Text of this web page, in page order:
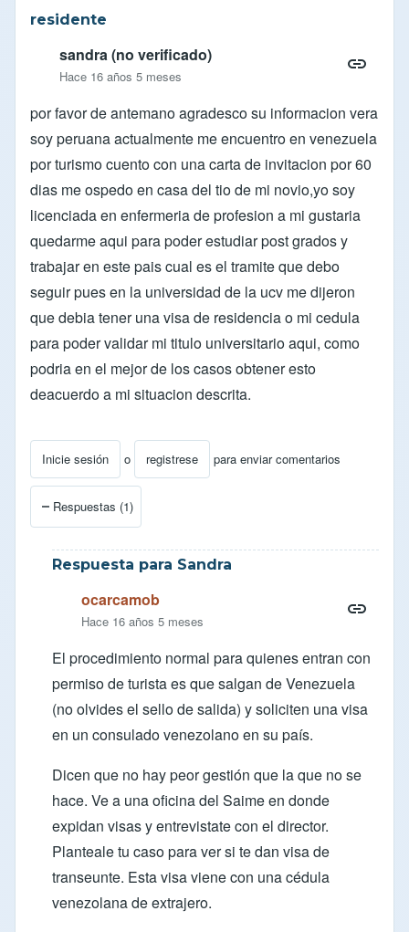
residente
sandra (no verificado)
Hace 16 años 5 meses
por favor de antemano agradesco su informacion vera
soy peruana actualmente me encuentro en venezuela
por turismo cuento con una carta de invitacion por 60
dias me ospedo en casa del tio de mi novio,yo soy
licenciada en enfermeria de profesion a mi gustaria
quedarme aqui para poder estudiar post grados y
trabajar en este pais cual es el tramite que debo
seguir pues en la universidad de la ucv me dijeron
que debia tener una visa de residencia o mi cedula
para poder validar mi titulo universitario aqui, como
podria en el mejor de los casos obtener esto
deacuerdo a mi situacion descrita.
Inicie sesión o registrese para enviar comentarios
Respuestas (1)
Respuesta para Sandra
ocarcamob
Hace 16 años 5 meses
El procedimiento normal para quienes entran con
permiso de turista es que salgan de Venezuela
(no olvides el sello de salida) y soliciten una visa
en un consulado venezolano en su país.
Dicen que no hay peor gestión que la que no se
hace. Ve a una oficina del Saime en donde
expidan visas y entrevistate con el director.
Planteale tu caso para ver si te dan visa de
transeunte. Esta visa viene con una cédula
venezolana de extrajero.